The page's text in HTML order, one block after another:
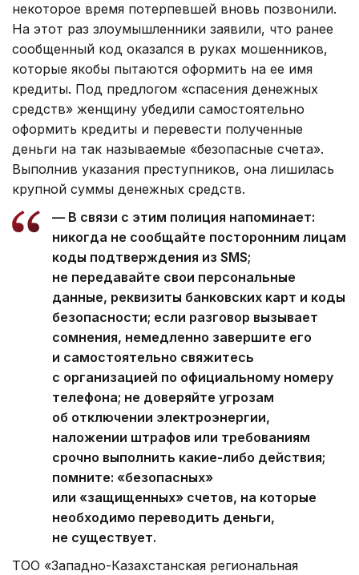
некоторое время потерпевшей вновь позвонили.
На этот раз злоумышленники заявили, что ранее
сообщенный код оказался в руках мошенников,
которые якобы пытаются оформить на ее имя
кредиты. Под предлогом «спасения денежных
средств» женщину убедили самостоятельно
оформить кредиты и перевести полученные
деньги на так называемые «безопасные счета».
Выполнив указания преступников, она лишилась
крупной суммы денежных средств.
— В связи с этим полиция напоминает:
никогда не сообщайте посторонним лицам
коды подтверждения из SMS;
не передавайте свои персональные
данные, реквизиты банковских карт и коды
безопасности; если разговор вызывает
сомнения, немедленно завершите его
и самостоятельно свяжитесь
с организацией по официальному номеру
телефона; не доверяйте угрозам
об отключении электроэнергии,
наложении штрафов или требованиям
срочно выполнить какие-либо действия;
помните: «безопасных»
или «защищенных» счетов, на которые
необходимо переводить деньги,
не существует.
ТОО «Западно-Казахстанская региональная